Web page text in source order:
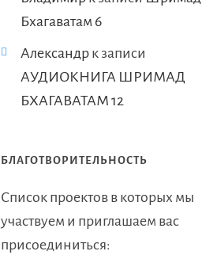
Бхагаватам 6
Александрк записи
АУДИОКНИГА ШРИМАД
БХАГАВАТАМ 12
БЛАГОТВОРИТЕЛЬНОСТЬ
Список проектов в которых мы
участвуем и приглашаем вас
присоединиться: